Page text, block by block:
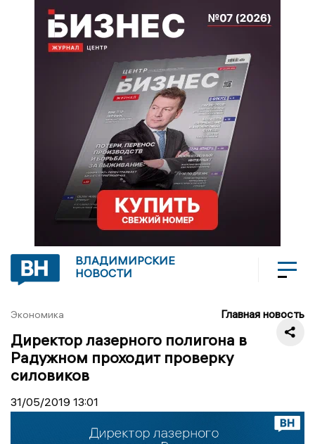
ВЛАДИМИРСКИЕ
НОВОСТИ
Экономика Главная новость
Директор лазерного полигона в
Радужном проходит проверку
силовиков
31/05/2019 13:01